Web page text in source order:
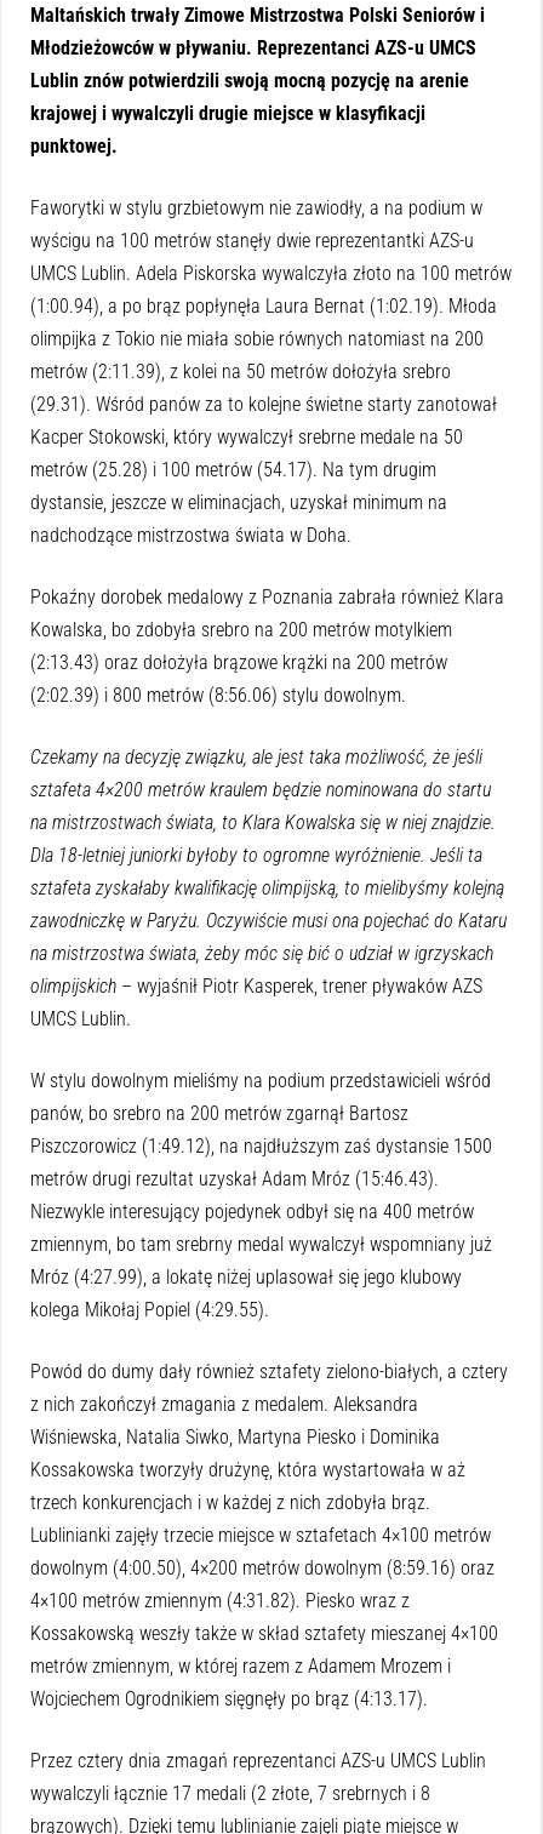
Maltańskich trwały Zimowe Mistrzostwa Polski Seniorów i
Młodzieżowców w pływaniu. Reprezentanci AZS-u UMCS
Lublin znów potwierdzili swoją mocną pozycję na arenie
krajowej i wywalczyli drugie miejsce w klasyfikacji
punktowej.
Faworytki w stylu grzbietowym nie zawiodły, a na podium w
wyścigu na 100 metrów stanęły dwie reprezentantki AZS-u
UMCS Lublin. Adela Piskorska wywalczyła złoto na 100 metrów
(1:00.94), a po brąz popłynęła Laura Bernat (1:02.19). Młoda
olimpijka z Tokio nie miała sobie równych natomiast na 200
metrów (2:11.39), z kolei na 50 metrów dołożyła srebro
(29.31). Wśród panów za to kolejne świetne starty zanotował
Kacper Stokowski, który wywalczył srebrne medale na 50
metrów (25.28) i 100 metrów (54.17). Na tym drugim
dystansie, jeszcze w eliminacjach, uzyskał minimum na
nadchodzące mistrzostwa świata w Doha.
Pokaźny dorobek medalowy z Poznania zabrała również Klara
Kowalska, bo zdobyła srebro na 200 metrów motylkiem
(2:13.43) oraz dołożyła brązowe krążki na 200 metrów
(2:02.39) i 800 metrów (8:56.06) stylu dowolnym.
Czekamy na decyzję związku, ale jest taka możliwość, że jeśli
sztafeta 4×200 metrów kraulem będzie nominowana do startu
na mistrzostwach świata, to Klara Kowalska się w niej znajdzie.
Dla 18-letniej juniorki byłoby to ogromne wyróżnienie. Jeśli ta
sztafeta zyskałaby kwalifikację olimpijską, to mielibyśmy kolejną
zawodniczkę w Paryżu. Oczywiście musi ona pojechać do Kataru
na mistrzostwa świata, żeby móc się bić o udział w igrzyskach
olimpijskich – wyjaśnił Piotr Kasperek, trener pływaków AZS
UMCS Lublin.
W stylu dowolnym mieliśmy na podium przedstawicieli wśród
panów, bo srebro na 200 metrów zgarnął Bartosz
Piszczorowicz (1:49.12), na najdłuższym zaś dystansie 1500
metrów drugi rezultat uzyskał Adam Mróz (15:46.43).
Niezwykle interesujący pojedynek odbył się na 400 metrów
zmiennym, bo tam srebrny medal wywalczył wspomniany już
Mróz (4:27.99), a lokatę niżej uplasował się jego klubowy
kolega Mikołaj Popiel (4:29.55).
Powód do dumy dały również sztafety zielono-białych, a cztery
z nich zakończył zmagania z medalem. Aleksandra
Wiśniewska, Natalia Siwko, Martyna Piesko i Dominika
Kossakowska tworzyły drużynę, która wystartowała w aż
trzech konkurencjach i w każdej z nich zdobyła brąz.
Lublinianki zajęły trzecie miejsce w sztafetach 4×100 metrów
dowolnym (4:00.50), 4×200 metrów dowolnym (8:59.16) oraz
4×100 metrów zmiennym (4:31.82). Piesko wraz z
Kossakowską weszły także w skład sztafety mieszanej 4×100
metrów zmiennym, w której razem z Adamem Mrozem i
Wojciechem Ogrodnikiem sięgnęły po brąz (4:13.17).
Przez cztery dnia zmagań reprezentanci AZS-u UMCS Lublin
wywalczyli łącznie 17 medali (2 złote, 7 srebrnych i 8
brązowych). Dzięki temu lublinianie zajęli piąte miejsce w